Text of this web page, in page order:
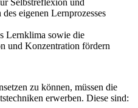
Selbstreflexion und
eigenen Lernprozesses
Lernklima sowie die
und Konzentration fördern
zu können, müssen die
erwerben. Diese sind: